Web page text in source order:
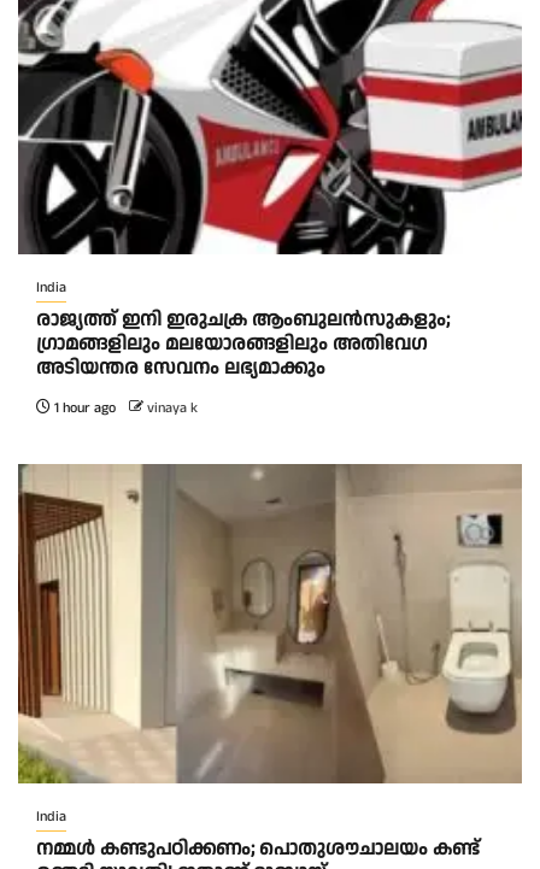
India
രാജ്യത്ത് ഇനി ഇരുചക്ര ആംബുലന്‍സുകളും;
ഗ്രാമങ്ങളിലും മലയോരങ്ങളിലും അതിവേഗ
അടിയന്തര സേവനം ലഭ്യമാക്കും
1 hour ago vinaya k
India
നമ്മൾ കണ്ടുപഠിക്കണം; പൊതുശൗചാലയം കണ്ട്